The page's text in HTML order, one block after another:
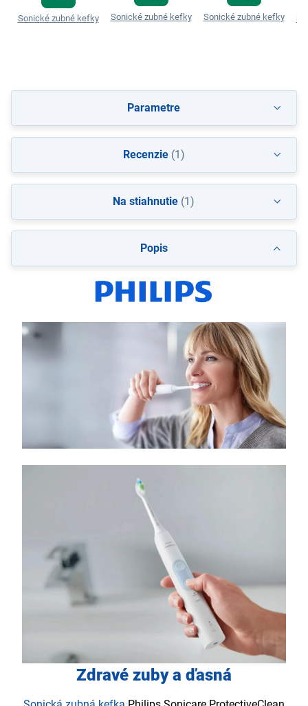
Sonické zubné kefky Sonické zubné kefky Sonické zubné kefky
Popis
Zdravé zuby a ďasná
Parametre
Recenzie(1)
Na stiahnutie (1)